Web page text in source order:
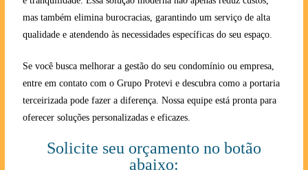
mas também elimina burocracias, garantindo um serviço de alta
qualidade e atendendo às necessidades específicas do seu espaço.
Se você busca melhorar a gestão do seu condomínio ou empresa,
entre em contato com o Grupo Protevi e descubra como a portaria
terceirizada pode fazer a diferença. Nossa equipe está pronta para
oferecer soluções personalizadas e eficazes.
Solicite seu orçamento no botão
abaixo: